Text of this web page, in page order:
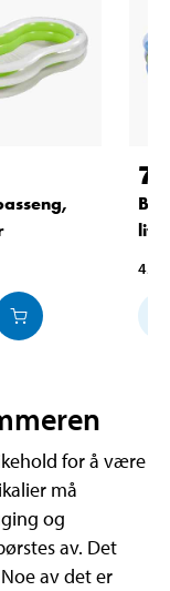
79
liter
45-
for å være
må
og
av. Det
av det er